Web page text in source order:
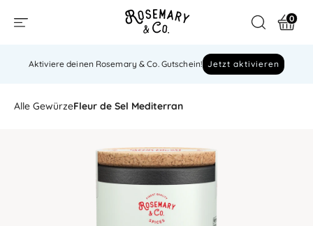
0
Aktiviere deinen Rosemary & Co. Gutschein! Jetzt aktivieren
Alle GewürzeFleur de Sel Mediterran